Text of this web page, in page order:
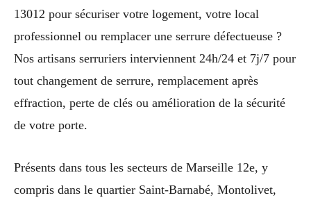
13012 pour sécuriser votre logement, votre local
professionnel ou remplacer une serrure défectueuse ?
Nos artisans serruriers interviennent 24h/24 et 7j/7 pour
tout changement de serrure, remplacement après
effraction, perte de clés ou amélioration de la sécurité
de votre porte.
Présents dans tous les secteurs de Marseille 12e, y
compris dans le quartier Saint-Barnabé, Montolivet,